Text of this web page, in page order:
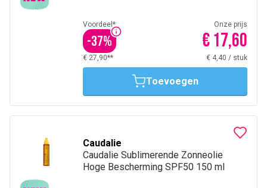
Voordeel*
-37%
Onze prijs
€ 17,60
€ 27,90** € 4,40 / stuk
Toevoegen
Caudalie
Caudalie Sublimerende Zonneolie
Hoge Bescherming SPF50 150 ml